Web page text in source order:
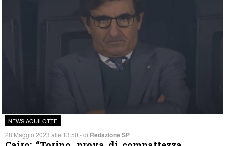
NEWS AQUILOTTE
28 Maggio 2023 alle 13:50 - di Redazione SP